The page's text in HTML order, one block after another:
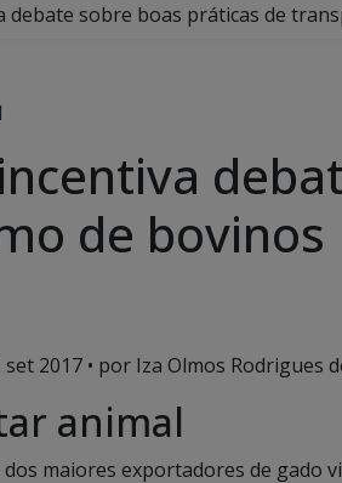
debate sobre boas práticas de
de bovinos
set 2017 • por Iza Olmos Rodrigues
animal
maiores exportadores de gado